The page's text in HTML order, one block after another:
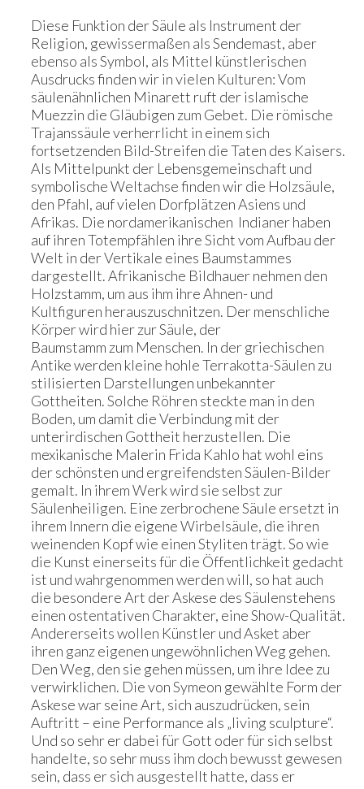
Diese Funktion der Säule als Instrument der
Religion, gewissermaßen als Sendemast, aber
ebenso als Symbol, als Mittel künstlerischen
Ausdrucks finden wir in vielen Kulturen: Vom
säulenähnlichen Minarett ruft der islamische
Muezzin die Gläubigen zum Gebet. Die römische
Trajanssäule verherrlicht in einem sich
fortsetzenden Bild-Streifen die Taten des Kaisers.
Als Mittelpunkt der Lebensgemeinschaft und
symbolische Weltachse finden wir die Holzsäule,
den Pfahl, auf vielen Dorfplätzen Asiens und
Afrikas. Die nordamerikanischen Indianer haben
auf ihren Totempfählen ihre Sicht vom Aufbau der
Welt in der Vertikale eines Baumstammes
dargestellt. Afrikanische Bildhauer nehmen den
Holzstamm, um aus ihm ihre Ahnen- und
Kultfiguren herauszuschnitzen. Der menschliche
Körper wird hier zur Säule, der
Baumstamm zum Menschen. In der griechischen
Antike werden kleine hohle Terrakotta-Säulen zu
stilisierten Darstellungen unbekannter
Gottheiten. Solche Röhren steckte man in den
Boden, um damit die Verbindung mit der
unterirdischen Gottheit herzustellen. Die
mexikanische Malerin Frida Kahlo hat wohl eins
der schönsten und ergreifendsten Säulen-Bilder
gemalt. In ihrem Werk wird sie selbst zur
Säulenheiligen. Eine zerbrochene Säule ersetzt in
ihrem Innern die eigene Wirbelsäule, die ihren
weinenden Kopf wie einen Styliten trägt. So wie
die Kunst einerseits für die Öffentlichkeit gedacht
ist und wahrgenommen werden will, so hat auch
die besondere Art der Askese des Säulenstehens
einen ostentativen Charakter, eine Show-Qualität.
Andererseits wollen Künstler und Asket aber
ihren ganz eigenen ungewöhnlichen Weg gehen.
Den Weg, den sie gehen müssen, um ihre Idee zu
verwirklichen. Die von Symeon gewählte Form der
Askese war seine Art, sich auszudrücken, sein
Auftritt – eine Performance als „living sculpture“.
Und so sehr er dabei für Gott oder für sich selbst
handelte, so sehr muss ihm doch bewusst gewesen
sein, dass er sich ausgestellt hatte, dass er